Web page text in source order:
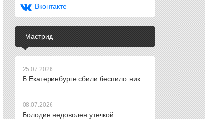
Вконтакте
Мастрид
25.07.2026
В Екатеринбурге сбили беспилотник
08.07.2026
Володин недоволен утечкой